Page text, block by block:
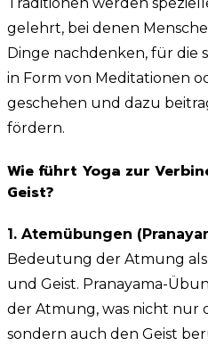
Traditionen werden
gelehrt, bei denen
Dinge nachdenken, für die
in Form von Meditationen
geschehen und dazu
fördern.
Wie führt Yoga zur
Geist?
1. Atemübungen
Bedeutung der Atmung
und Geist. Pranayama-
der Atmung, was nicht nur
sondern auch den Geist